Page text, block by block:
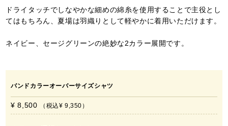
ドライタッチでしなやかな細めの綿糸を使用することで主役とし
てはもちろん、夏場は羽織りとして軽やかに着用いただけます。
ネイビー、セージグリーンの絶妙な2カラー展開です。
バンドカラーオーバーサイズシャツ
¥ 8,500 税込¥ 9,350